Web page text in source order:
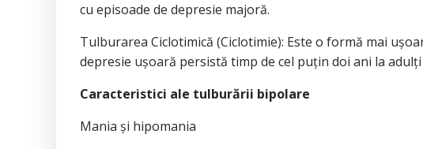
cu episoade de depresie majoră.
Tulburarea Ciclotimică (Ciclotimie): Este o formă mai
depresie ușoară persistă timp de cel puțin doi ani la
Caracteristici ale tulburării bipolare
Mania și hipomania